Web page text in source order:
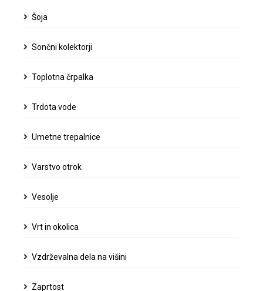
Šoja
Sončni kolektorji
Toplotna črpalka
Trdota vode
Umetne trepalnice
Varstvo otrok
Vesolje
Vrt in okolica
Vzdrževalna dela na višini
Zaprtost